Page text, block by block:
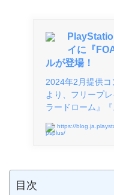
イに『
ルが登場！
2024年2月提供コ
より、フリープ
ラードローム』
https://
psplus/
目次